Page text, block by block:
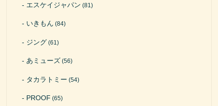
エスケイジャパン (81)
いきもん (84)
ジング (61)
あミューズ (56)
タカラトミー (54)
PROOF (65)